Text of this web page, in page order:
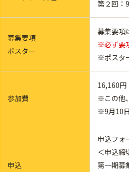
第２回：
募集要項
ポスター
募集要項
※必ず要
※ポスタ
参加費
16,160円
※この他
※9月10
申込
申込フォ
＜申込締
第一期募